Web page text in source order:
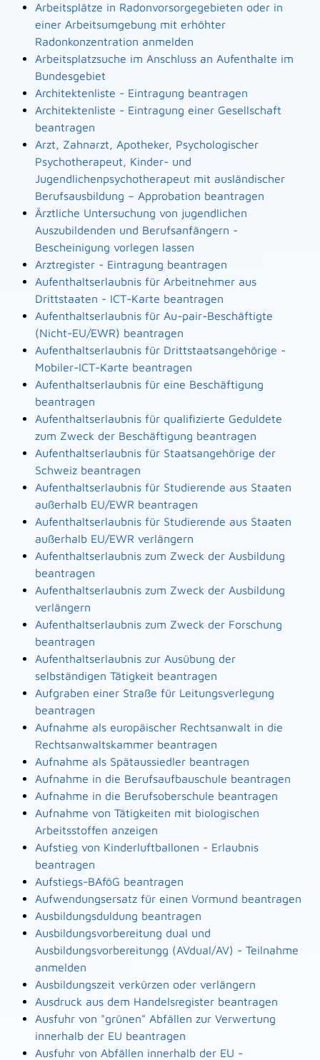
Arbeitsplätze in Radonvorsorgegebieten oder in
einer Arbeitsumgebung mit erhöhter
Radonkonzentration anmelden
Arbeitsplatzsuche im Anschluss an Aufenthalte im
Bundesgebiet
Architektenliste - Eintragung beantragen
Architektenliste - Eintragung einer Gesellschaft
beantragen
Arzt, Zahnarzt, Apotheker, Psychologischer
Psychotherapeut, Kinder- und
Jugendlichenpsychotherapeut mit ausländischer
Berufsausbildung – Approbation beantragen
Ärztliche Untersuchung von jugendlichen
Auszubildenden und Berufsanfängern -
Bescheinigung vorlegen lassen
Arztregister - Eintragung beantragen
Aufenthaltserlaubnis für Arbeitnehmer aus
Drittstaaten - ICT-Karte beantragen
Aufenthaltserlaubnis für Au-pair-Beschäftigte
(Nicht-EU/EWR) beantragen
Aufenthaltserlaubnis für Drittstaatsangehörige -
Mobiler-ICT-Karte beantragen
Aufenthaltserlaubnis für eine Beschäftigung
beantragen
Aufenthaltserlaubnis für qualifizierte Geduldete
zum Zweck der Beschäftigung beantragen
Aufenthaltserlaubnis für Staatsangehörige der
Schweiz beantragen
Aufenthaltserlaubnis für Studierende aus Staaten
außerhalb EU/EWR beantragen
Aufenthaltserlaubnis für Studierende aus Staaten
außerhalb EU/EWR verlängern
Aufenthaltserlaubnis zum Zweck der Ausbildung
beantragen
Aufenthaltserlaubnis zum Zweck der Ausbildung
verlängern
Aufenthaltserlaubnis zum Zweck der Forschung
beantragen
Aufenthaltserlaubnis zur Ausübung der
selbständigen Tätigkeit beantragen
Aufgraben einer Straße für Leitungsverlegung
beantragen
Aufnahme als europäischer Rechtsanwalt in die
Rechtsanwaltskammer beantragen
Aufnahme als Spätaussiedler beantragen
Aufnahme in die Berufsaufbauschule beantragen
Aufnahme in die Berufsoberschule beantragen
Aufnahme von Tätigkeiten mit biologischen
Arbeitsstoffen anzeigen
Aufstieg von Kinderluftballonen - Erlaubnis
beantragen
Aufstiegs-BAföG beantragen
Aufwendungsersatz für einen Vormund beantragen
Ausbildungsduldung beantragen
Ausbildungsvorbereitung dual und
Ausbildungsvorbereitungg (AVdual/AV) - Teilnahme
anmelden
Ausbildungszeit verkürzen oder verlängern
Ausdruck aus dem Handelsregister beantragen
Ausfuhr von "grünen" Abfällen zur Verwertung
innerhalb der EU beantragen
Ausfuhr von Abfällen innerhalb der EU -